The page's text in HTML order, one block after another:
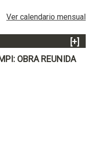
Ver calendario mensual
[+]
OBRA REUNIDA